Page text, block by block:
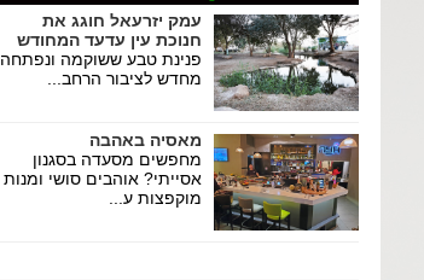
עמק יזרעאל חוגג את
חנוכת עין עדעד המחודש
פנינת טבע ששוקמה ונפתחה
מחדש לציבור הרחב...
מאסיה באהבה
מחפשים מסעדה בסגנון
אסייתי? אוהבים סושי ומנות
מוקפצות ע...